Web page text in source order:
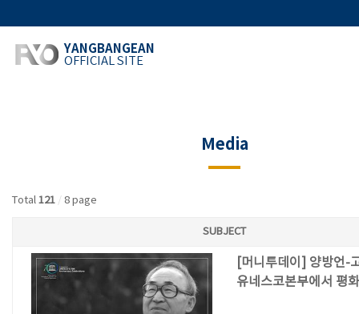
YANGBANGEAN
OFFICIAL SITE
Media
Total 121 / 8 page
SUBJECT
[머니투데이] 양방언-
유네스코본부에서 평